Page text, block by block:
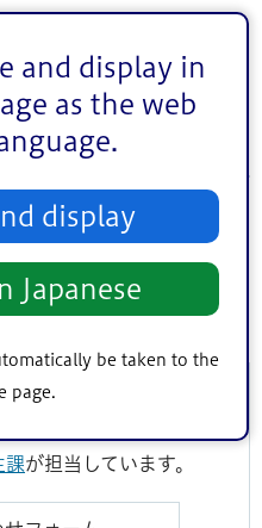
and display in
as the web
display
Japanese
be taken to the
page.
循環器内科、神経内科
、神経内科
合わせ
課が担当しています。